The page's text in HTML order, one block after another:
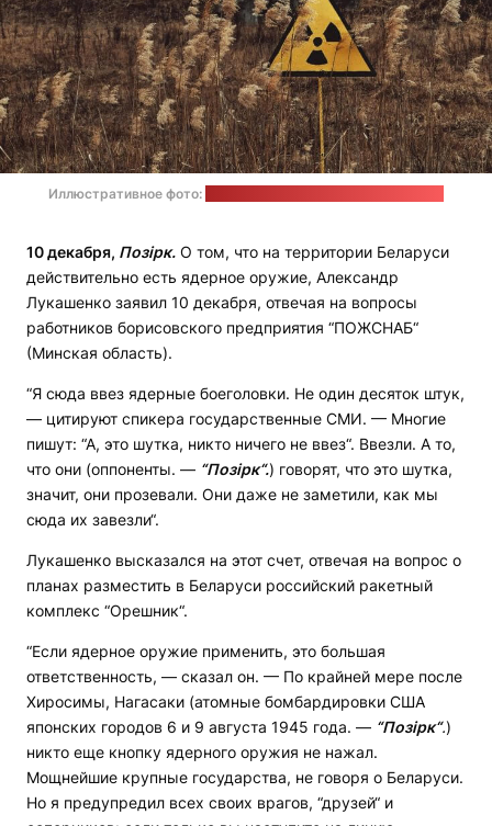
Иллюстративное фото:
10 декабря, Позірк. О том, что на территории Беларуси
действительно есть ядерное оружие, Александр
Лукашенко заявил 10 декабря, отвечая на вопросы
работников борисовского предприятия “ПОЖСНАБ“
(Минская область).
“Я сюда ввез ядерные боеголовки. Не один десяток штук,
— цитируют спикера государственные СМИ. — Многие
пишут: “А, это шутка, никто ничего не ввез“. Ввезли. А то,
что они (оппоненты. — “Позірк“.) говорят, что это шутка,
значит, они прозевали. Они даже не заметили, как мы
сюда их завезли“.
Лукашенко высказался на этот счет, отвечая на вопрос о
планах разместить в Беларуси российский ракетный
комплекс “Орешник“.
“Если ядерное оружие применить, это большая
ответственность, — сказал он. — По крайней мере после
Хиросимы, Нагасаки (атомные бомбардировки США
японских городов 6 и 9 августа 1945 года. — “Позірк“.)
никто еще кнопку ядерного оружия не нажал.
Мощнейшие крупные государства, не говоря о Беларуси.
Но я предупредил всех своих врагов, “друзей“ и